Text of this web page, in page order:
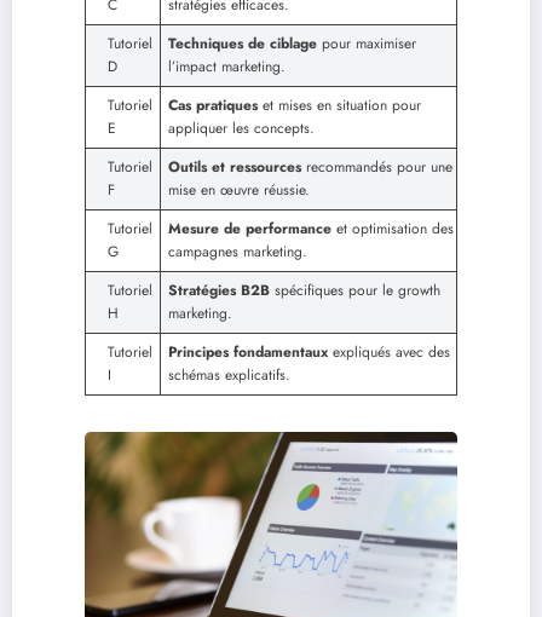
C
stratégies efficaces.
Tutoriel
D
Techniques de ciblage pour maximiser
l’impact marketing.
Tutoriel
E
Cas pratiqueset mises en situation pour
appliquer les concepts.
Tutoriel
F
Outils et ressourcesrecommandés pour une
mise en œuvre réussie.
Tutoriel
G
Mesure de performance et optimisation des
campagnes marketing.
Tutoriel
H
Stratégies B2B spécifiques pour le growth
marketing.
Tutoriel
I
Principes fondamentaux expliqués avec des
schémas explicatifs.